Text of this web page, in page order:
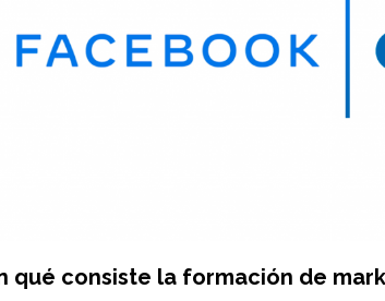
qué consiste la formación de